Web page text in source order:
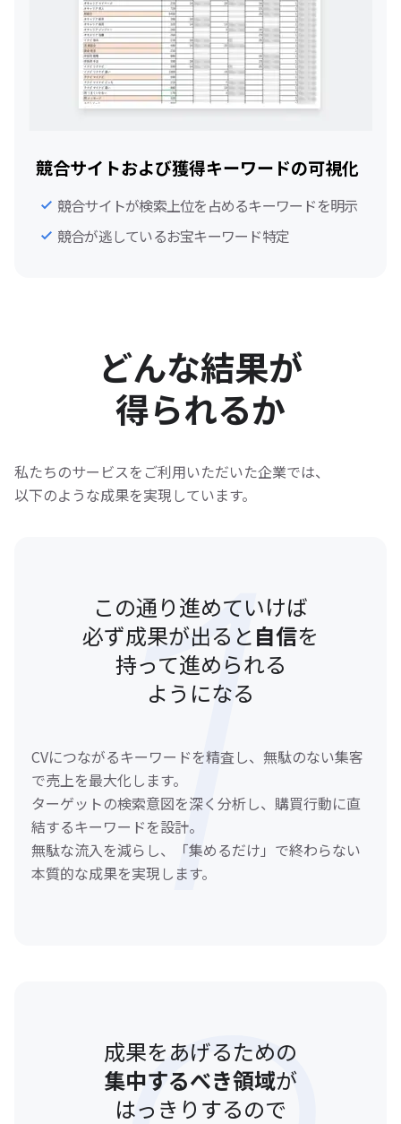
競合サイトおよび獲得キーワードの可視化
競合サイトが検索上位を占めるキーワードを明示
競合が逃しているお宝キーワード特定
どんな結果が
得られるか
私たちのサービスをご利用いただいた企業では、
以下のような成果を実現しています。
この通り進めていけば
必ず成果が出ると自信を
持って進められる
ようになる
CVにつながるキーワードを精査し、無駄のない集客
で売上を最大化します。
ターゲットの検索意図を深く分析し、購買行動に直
結するキーワードを設計。
無駄な流入を減らし、「集めるだけ」で終わらない
本質的な成果を実現します。
成果をあげるための
集中するべき領域が
はっきりするので